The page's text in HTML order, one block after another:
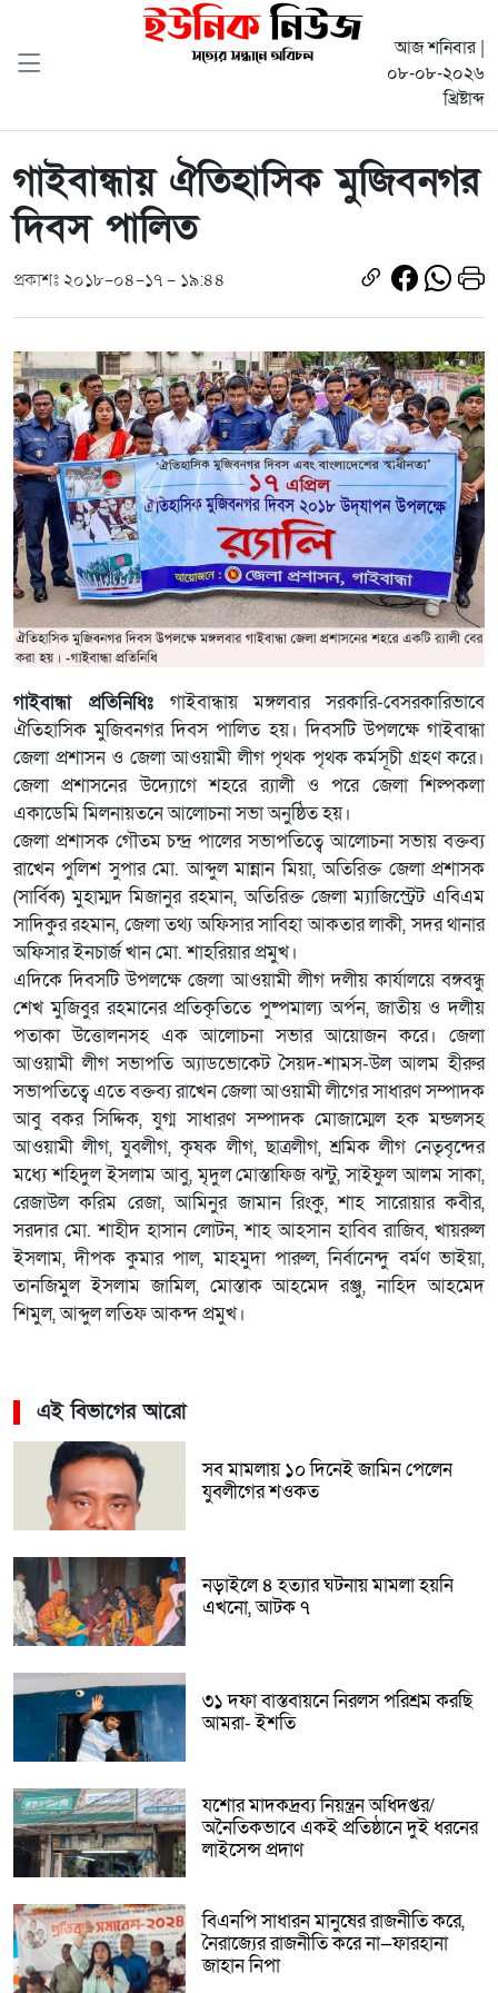
আজ শনিবার |
০৮-০৮-২০২৬
খ্রিষ্টাব্দ
গাইবান্ধায় ঐতিহাসিক মুজিবনগর
দিবস পালিত
প্রকাশঃ ২০১৮-০৪-১৭ - ১৯:৪৪
গাইবান্ধা প্রতিনিধিঃ গাইবান্ধায় মঙ্গলবার সরকারি-বেসরকারিভাবে
ঐতিহাসিক মুজিবনগর দিবস পালিত হয়। দিবসটি উপলক্ষে গাইবান্ধা
জেলা প্রশাসন ও জেলা আওয়ামী লীগ পৃথক পৃথক কর্মসূচী গ্রহণ করে।
জেলা প্রশাসনের উদ্যোগে শহরে র‌্যালী ও পরে জেলা শিল্পকলা
একাডেমি মিলনায়তনে আলোচনা সভা অনুষ্ঠিত হয়।
জেলা প্রশাসক গৌতম চন্দ্র পালের সভাপতিত্বে আলোচনা সভায় বক্তব্য
রাখেন পুলিশ সুপার মো. আব্দুল মান্নান মিয়া, অতিরিক্ত জেলা প্রশাসক
(সার্বিক) মুহাম্মদ মিজানুর রহমান, অতিরিক্ত জেলা ম্যাজিস্ট্রেট এবিএম
সাদিকুর রহমান, জেলা তথ্য অফিসার সাবিহা আকতার লাকী, সদর থানার
অফিসার ইনচার্জ খান মো. শাহরিয়ার প্রমুখ।
এদিকে দিবসটি উপলক্ষে জেলা আওয়ামী লীগ দলীয় কার্যালয়ে বঙ্গবন্ধু
শেখ মুজিবুর রহমানের প্রতিকৃতিতে পুষ্পমাল্য অর্পন, জাতীয় ও দলীয়
পতাকা উত্তোলনসহ এক আলোচনা সভার আয়োজন করে। জেলা
আওয়ামী লীগ সভাপতি অ্যাডভোকেট সৈয়দ-শামস-উল আলম হীরুর
সভাপতিত্বে এতে বক্তব্য রাখেন জেলা আওয়ামী লীগের সাধারণ সম্পাদক
আবু বকর সিদ্দিক, যুগ্ম সাধারণ সম্পাদক মোজাম্মেল হক মন্ডলসহ
আওয়ামী লীগ, যুবলীগ, কৃষক লীগ, ছাত্রলীগ, শ্রমিক লীগ নেতৃবৃন্দের
মধ্যে শহিদুল ইসলাম আবু, মৃদুল মোস্তাফিজ ঝন্টু, সাইফুল আলম সাকা,
রেজাউল করিম রেজা, আমিনুর জামান রিংকু, শাহ সারোয়ার কবীর,
সরদার মো. শাহীদ হাসান লোটন, শাহ আহসান হাবিব রাজিব, খায়রুল
ইসলাম, দীপক কুমার পাল, মাহমুদা পারুল, নির্বানেন্দু বর্মণ ভাইয়া,
তানজিমুল ইসলাম জামিল, মোস্তাক আহমেদ রঞ্জু, নাহিদ আহমেদ
শিমুল, আব্দুল লতিফ আকন্দ প্রমুখ।
এই বিভাগের আরো
সব মামলায় ১০ দিনেই জামিন পেলেন
যুবলীগের শওকত
নড়াইলে ৪ হত্যার ঘটনায় মামলা হয়নি
এখনো, আটক ৭
৩১ দফা বাস্তবায়নে নিরলস পরিশ্রম করছি
আমরা- ইশতি
যশোর মাদকদ্রব্য নিয়ন্ত্রন অধিদপ্তর/
অনৈতিকভাবে একই প্রতিষ্ঠানে দুই ধরনের
লাইসেন্স প্রদাণ
বিএনপি সাধারন মানুষের রাজনীতি করে,
নৈরাজ্যের রাজনীতি করে না—ফারহানা
জাহান নিপা